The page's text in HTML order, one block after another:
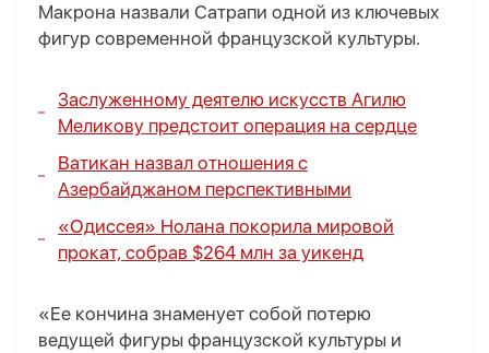
Макрона назвали Сатрапи одной из ключевых
фигур современной французской культуры.
Заслуженному деятелю искусств Агилю
Меликову предстоит операция на сердце
Ватикан назвал отношения с
Азербайджаном перспективными
«Одиссея» Нолана покорила мировой
прокат, собрав $264 млн за уикенд
«Ее кончина знаменует собой потерю
ведущей фигуры французской культуры и